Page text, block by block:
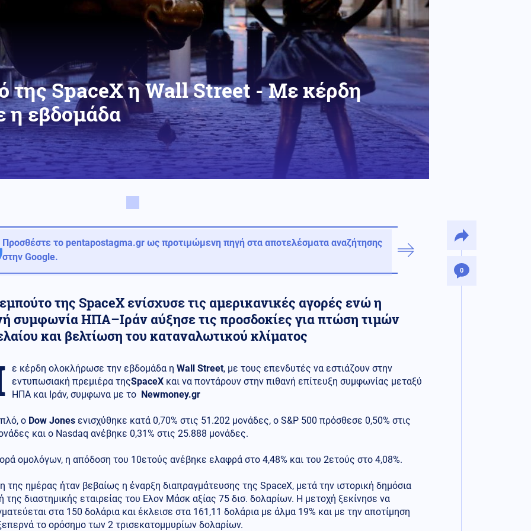
της SpaceX η Wall Street - Με κέρδη
η εβδομάδα
0
Προσθέστε το pentapostagma.gr ως προτιμώμενη πηγή στα αποτελέσματα αναζήτησης
στην Google.
της SpaceX ενίσχυσε τις αμερικανικές αγορές ενώ η
συμφωνία ΗΠΑ–Ιράν αύξησε τις προσδοκίες για πτώση τιμών
και βελτίωση του καταναλωτικού κλίματος
ε κέρδη ολοκλήρωσε την εβδομάδα η Wall Street, με τους επενδυτές να εστιάζουν στην
εντυπωσιακή πρεμιέρα τηςSpaceX και να ποντάρουν στην πιθανή επίτευξη συμφωνίας μεταξύ
ΗΠΑ και Ιράν, συμφωνα με το Newmoney.gr
ο Dow Jones ενισχύθηκε κατά 0,70% στις 51.202 μονάδες, ο S&P 500 πρόσθεσε 0,50% στις
και ο Nasdaq ανέβηκε 0,31% στις 25.888 μονάδες.
ομολόγων, η απόδοση του 10ετούς ανέβηκε ελαφρά στο 4,48% και του 2ετούς στο 4,08%.
της ημέρας ήταν βεβαίως η έναρξη διαπραγμάτευσης της SpaceX, μετά την ιστορική δημόσια
της διαστημικής εταιρείας του Ελον Μάσκ αξίας 75 δισ. δολαρίων. Η μετοχή ξεκίνησε να
στα 150 δολάρια και έκλεισε στα 161,11 δολάρια με άλμα 19% και με την αποτίμηση
το ορόσημο των 2 τρισεκατομμυρίων δολαρίων.